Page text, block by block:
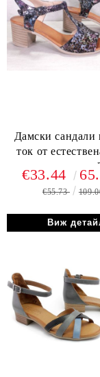
Дамски сандали
ток от
черно - модел
€33.44
€55.73
Виж